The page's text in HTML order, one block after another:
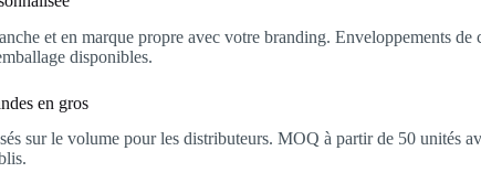
et en marque propre avec votre branding. Enveloppements de
disponibles.
en gros
sur le volume pour les distributeurs. MOQ à partir de 50 unités